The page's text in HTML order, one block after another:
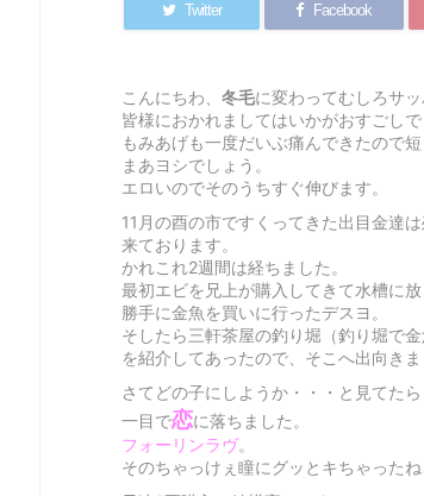
Twitter Facebook
こんにちわ、 冬毛に変わってむしろサ
皆様におかれましてはいかがおすごしで
もみあげも一度だいぶ痛んできたので
まあヨシでしょう。
エロいのでそのうちすぐ伸びます。
11月の酉の市ですくってきた出目金達
来ております。
かれこれ2週間は経ちました。
最初エビを兄上が購入してきて水槽に
勝手に金魚を買いに行ったデスヨ。
そしたら三軒茶屋の釣り堀（釣り堀で
を紹介してあったので、そこへ出向きま
さてどの子にしようか・・・と見てたら
一目で恋に落ちました。
フォーリンラヴ。
そのちゃっけぇ瞳にグッとキちゃったね